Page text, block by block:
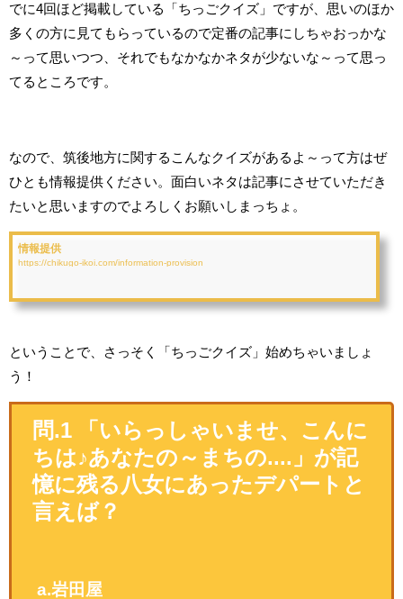
でに4回ほど掲載している「ちっごクイズ」ですが、思いのほか
多くの方に見てもらっているので定番の記事にしちゃおっかな
～って思いつつ、それでもなかなかネタが少ないな～って思っ
てるところです。
なので、筑後地方に関するこんなクイズがあるよ～って方はぜ
ひとも情報提供ください。面白いネタは記事にさせていただき
たいと思いますのでよろしくお願いしまっちょ。
情報提供
https://chikugo-ikoi.com/information-provision
ということで、さっそく「ちっごクイズ」始めちゃいましょ
う！
問.1 「いらっしゃいませ、こんに
ちは♪あなたの～まちの....」が記
憶に残る八女にあったデパートと
言えば？
a.岩田屋